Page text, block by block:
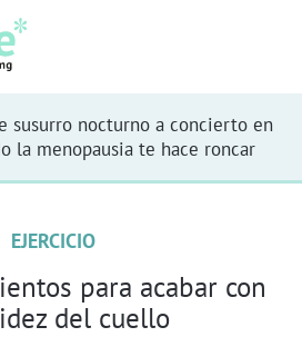
susurro nocturno a concierto en
la menopausia te hace roncar
EJERCICIO
para acabar con
del cuello